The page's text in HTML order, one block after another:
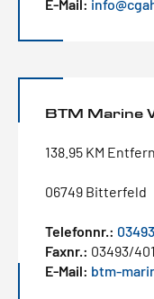
E-Mail:
BTM Marine
138.95 KM
06749 Bitterfeld
Telefonnr.:
Faxnr.: 03493/
E-Mail: btm-